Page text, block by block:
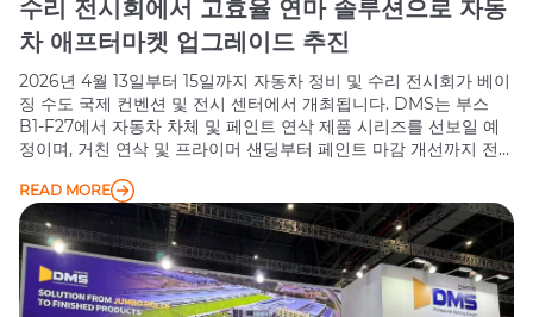
수리 전시회에서 고효율 연마 솔루션으로 자동
차 애프터마켓 업그레이드 추진
2026년 4월 13일부터 15일까지 자동차 정비 및 수리 전시회가 베이
징 수도 국제 컨벤션 및 전시 센터에서 개최됩니다. DMS는 부스
B1-F27에서 자동차 차체 및 페인트 연삭 제품 시리즈를 선보일 예
정이며, 거친 연삭 및 프라이머 샌딩부터 페인트 마감 개선까지 전
READ MORE